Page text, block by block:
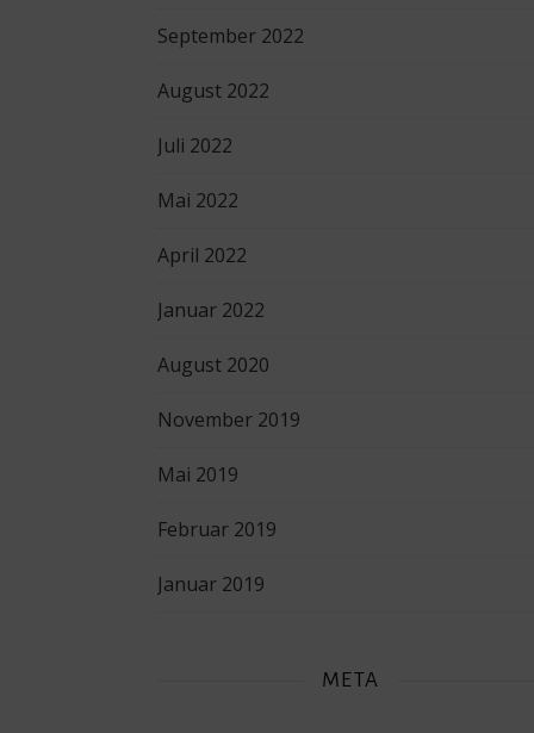
September 2022
August 2022
Juli 2022
Mai 2022
April 2022
Januar 2022
August 2020
November 2019
Mai 2019
Februar 2019
Januar 2019
META